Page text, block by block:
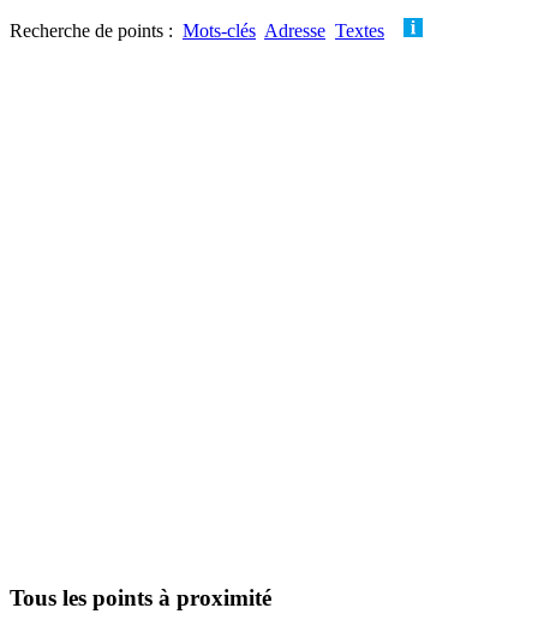
Recherche de points : Mots-clés Adresse Textes
Tous les points à proximité